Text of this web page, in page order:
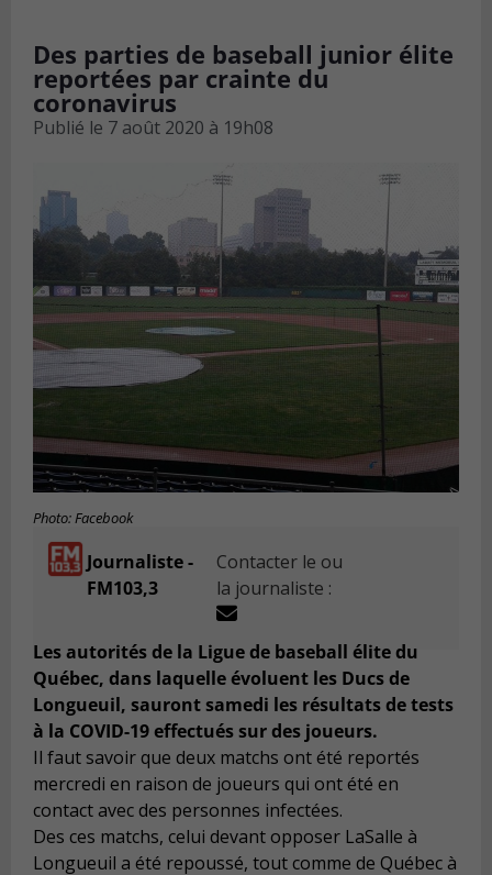
Des parties de baseball junior élite
reportées par crainte du
coronavirus
Publié le 7 août 2020 à 19h08
Photo: Facebook
Journaliste -
FM103,3
Contacter le ou
la journaliste :
Les autorités de la Ligue de baseball élite du
Québec, dans laquelle évoluent les Ducs de
Longueuil, sauront samedi les résultats de tests
à la COVID-19 effectués sur des joueurs.
Il faut savoir que deux matchs ont été reportés
mercredi en raison de joueurs qui ont été en
contact avec des personnes infectées.
Des ces matchs, celui devant opposer LaSalle à
Longueuil a été repoussé, tout comme de Québec à